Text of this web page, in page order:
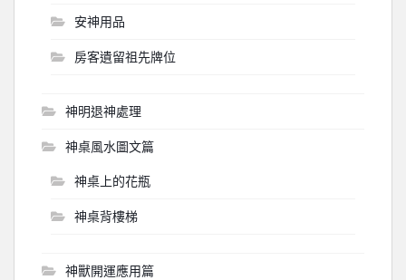
安神用品
房客遺留祖先牌位
神明退神處理
神桌風水圖文篇
神桌上的花瓶
神桌背樓梯
神獸開運應用篇